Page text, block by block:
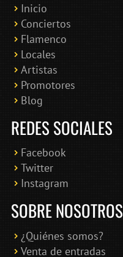
Inicio
Conciertos
Flamenco
Locales
Artistas
Promotores
Blog
REDES SOCIALES
Facebook
Twitter
Instagram
SOBRE NOSOTROS
¿Quiénes somos?
Venta de entradas